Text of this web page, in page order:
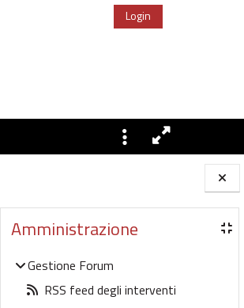
Blocchi
Amministrazione
Gestione Forum
RSS feed degli interventi
Login